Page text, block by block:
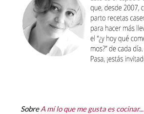
SobreA mí lo que me gusta es cocinar...